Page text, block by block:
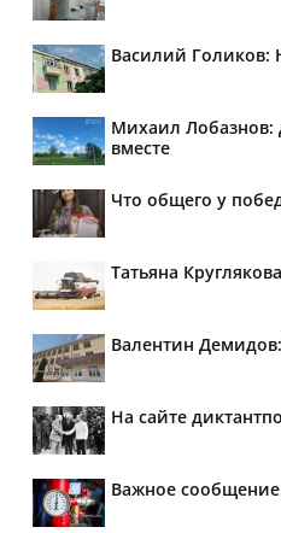
Василий Голиков:
Михаил Лобазнов:
вместе
Что общего у
Татьяна
Валентин
На сайте
Важное